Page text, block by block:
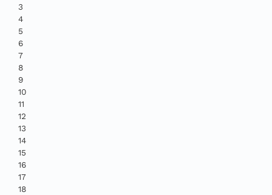
3
4
5
6
7
8
9
10
11
12
13
14
15
16
17
18